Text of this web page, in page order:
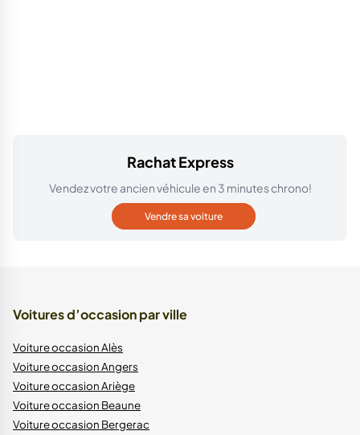
Rachat Express
Vendez votre ancien véhicule en 3 minutes chrono!
Vendre sa voiture
Voitures d’occasion par ville
Voiture occasion Alès
Voiture occasion Angers
Voiture occasion Ariège
Voiture occasion Beaune
Voiture occasion Bergerac